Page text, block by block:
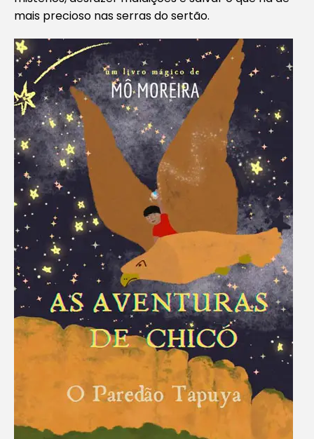
mais precioso nas serras do sertão.